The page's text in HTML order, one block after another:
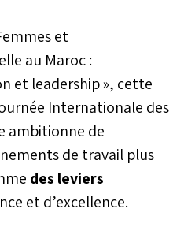
et
au Maroc :
et leadership », cette
Internationale des
ambitionne de
de travail plus
des leviers
et d’excellence.